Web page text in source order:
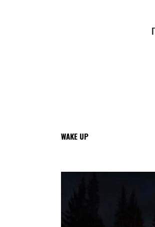
WAKE UP